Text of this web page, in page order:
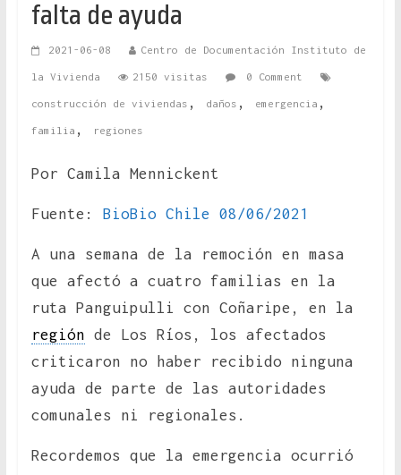
falta de ayuda
2021-06-08 Centro de Documentación Instituto de
la Vivienda 2150 visitas 0 Comment
construcción de viviendas , daños , emergencia ,
familia , regiones
Por Camila Mennickent
Fuente: BioBio Chile 08/06/2021
A una semana de la remoción en masa
que afectó a cuatro familias en la
ruta Panguipulli con Coñaripe, en la
región de Los Ríos, los afectados
criticaron no haber recibido ninguna
ayuda de parte de las autoridades
comunales ni regionales.
Recordemos que la emergencia ocurrió